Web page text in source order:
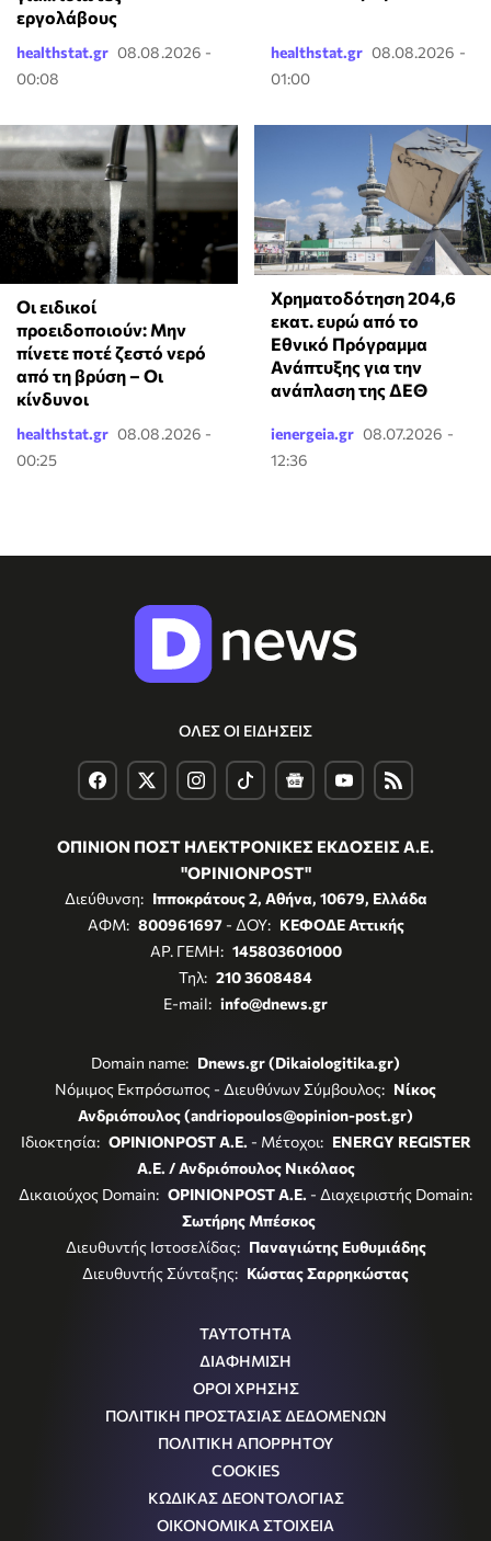
εργολάβους
healthstat.gr 08.08.2026 -
00:08
healthstat.gr 08.08.2026 -
01:00
Οι ειδικοί
προειδοποιούν: Μην
πίνετε ποτέ ζεστό νερό
από τη βρύση – Οι
κίνδυνοι
healthstat.gr 08.08.2026 -
00:25
Χρηματοδότηση 204,6
εκατ. ευρώ από το
Εθνικό Πρόγραμμα
Ανάπτυξης για την
ανάπλαση της ΔΕΘ
ienergeia.gr 08.07.2026 -
12:36
ΟΛΕΣ ΟΙ ΕΙΔΗΣΕΙΣ
ΟΠΙΝΙΟΝ ΠΟΣΤ ΗΛΕΚΤΡΟΝΙΚΕΣ ΕΚΔΟΣΕΙΣ Α.Ε.
"OPINIONPOST"
Διεύθυνση: Ιπποκράτους 2, Αθήνα, 10679, Ελλάδα
ΑΦΜ: 800961697- ΔΟΥ: ΚΕΦΟΔΕ Αττικής
ΑΡ. ΓΕΜΗ: 145803601000
Τηλ: 210 3608484
E-mail: info@dnews.gr
Domain name: Dnews.gr (Dikaiologitika.gr)
Νόμιμος Εκπρόσωπος - Διευθύνων Σύμβουλος: Νίκος
Ανδριόπουλος (andriopoulos@opinion-post.gr)
Ιδιοκτησία: OPINIONPOST A.E. - Μέτοχοι: ENERGY REGISTER
Α.Ε. / Ανδριόπουλος Νικόλαος
Δικαιούχος Domain: OPINIONPOST A.E. - Διαχειριστής Domain:
Σωτήρης Μπέσκος
Διευθυντής Ιστοσελίδας: Παναγιώτης Ευθυμιάδης
Διευθυντής Σύνταξης: Κώστας Σαρρηκώστας
ΤΑΥΤΟΤΗΤΑ
ΔΙΑΦΗΜΙΣΗ
ΟΡΟΙ ΧΡΗΣΗΣ
ΠΟΛΙΤΙΚΗ ΠΡΟΣΤΑΣΙΑΣ ΔΕΔΟΜΕΝΩΝ
ΠΟΛΙΤΙΚΗ ΑΠΟΡΡΗΤΟΥ
COOKIES
ΚΩΔΙΚΑΣ ΔΕΟΝΤΟΛΟΓΙΑΣ
ΟΙΚΟΝΟΜΙΚΑ ΣΤΟΙΧΕΙΑ